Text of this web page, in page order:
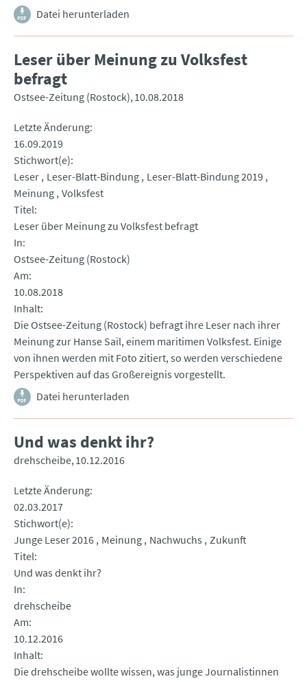
Datei herunterladen
Leser über Meinung zu Volksfest
befragt
Ostsee-Zeitung (Rostock) 10.08.2018
Letzte Änderung
16.09.2019
Stichwort(e)
Leser Leser-Blatt-Bindung Leser-Blatt-Bindung 2019
Meinung Volksfest
Titel
Leser über Meinung zu Volksfest befragt
In
Ostsee-Zeitung (Rostock)
Am
10.08.2018
Inhalt
Die Ostsee-Zeitung (Rostock) befragt ihre Leser nach ihrer
Meinung zur Hanse Sail, einem maritimen Volksfest. Einige
von ihnen werden mit Foto zitiert, so werden verschiedene
Perspektiven auf das Großereignis vorgestellt.
Datei herunterladen
Und was denkt ihr?
drehscheibe 10.12.2016
Letzte Änderung
02.03.2017
Stichwort(e)
Junge Leser 2016 Meinung Nachwuchs Zukunft
Titel
Und was denkt ihr?
In
drehscheibe
Am
10.12.2016
Inhalt
Die drehscheibe wollte wissen, was junge Journalistinnen